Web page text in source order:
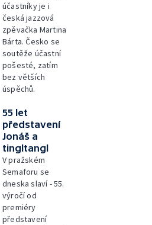
účastníky je i
česká jazzová
zpěvačka Martina
Bárta. Česko se
soutěže účastní
pošesté, zatím
bez větších
úspěchů.
55 let
představení
Jonáš a
tingltangl
V pražském
Semaforu se
dneska slaví - 55.
výročí od
premiéry
představení